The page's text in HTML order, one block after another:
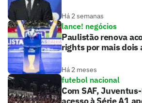
Há 2 semanas
lance! negócios
Paulistão renova
rights por mais dois
Há 2 meses
futebol nacional
Com SAF,